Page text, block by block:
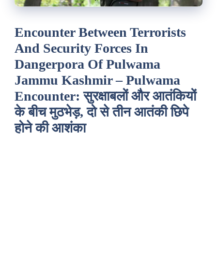
Encounter Between Terrorists
And Security Forces In
Dangerpora Of Pulwama
Jammu Kashmir – Pulwama
Encounter: सुरक्षाबलों और आतंकियों
के बीच मुठभेड़, दो से तीन आतंकी छिपे
होने की आशंका